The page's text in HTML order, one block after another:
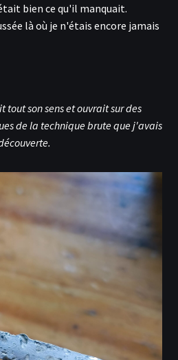
bien ce qu'il manquait.
là où je n'étais encore jamais
son sens et ouvrait sur des
de la technique brute que j'avais